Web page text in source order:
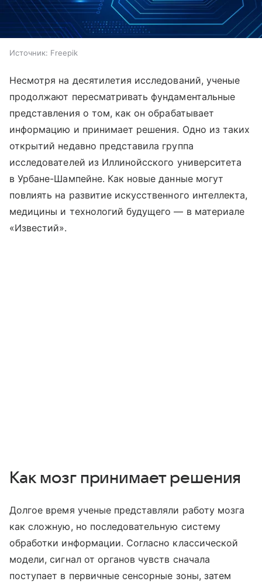
Источник: Freepik
Несмотря на десятилетия исследований, ученые
продолжают пересматривать фундаментальные
представления о том, как он обрабатывает
информацию и принимает решения. Одно из таких
открытий недавно представила группа
исследователей из Иллинойсского университета
в Урбане-Шампейне. Как новые данные могут
повлиять на развитие искусственного интеллекта,
медицины и технологий будущего — в материале
«Известий».
Как мозг принимает решения
Долгое время ученые представляли работу мозга
как сложную, но последовательную систему
обработки информации. Согласно классической
модели, сигнал от органов чувств сначала
поступает в первичные сенсорные зоны, затем